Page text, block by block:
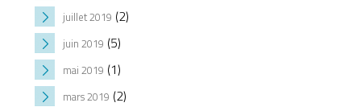
juillet 2019 (2)
juin 2019 (5)
mai 2019 (1)
mars 2019 (2)